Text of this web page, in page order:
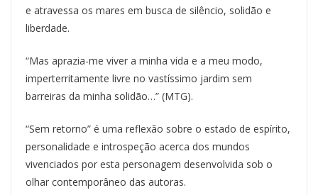
e atravessa os mares em busca de silêncio, solidão e
liberdade.
“Mas aprazia-me viver a minha vida e a meu modo,
imperterritamente livre no vastíssimo jardim sem
barreiras da minha solidão…” (MTG).
“Sem retorno” é uma reflexão sobre o estado de espírito,
personalidade e introspeção acerca dos mundos
vivenciados por esta personagem desenvolvida sob o
olhar contemporâneo das autoras.